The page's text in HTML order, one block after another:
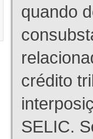
quando
crédito
SELIC.